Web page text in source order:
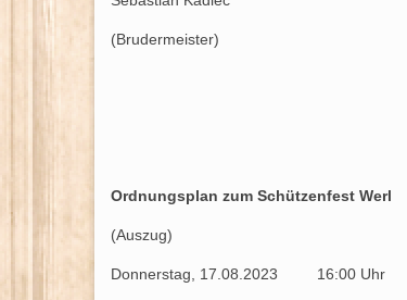
(Brudermeister)
Ordnungsplan zum Schützenfest Werl
(Auszug)
Donnerstag, 17.08.2023 16:00 Uhr